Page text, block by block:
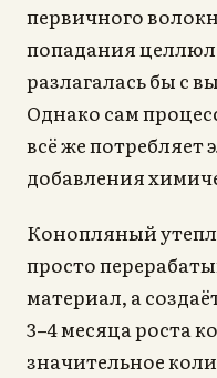
первичного
попадания
разлагалась бы с
Однако сам
всё же потребляет
добавления
Конопляный
просто
материал, а
3–4 месяца роста
значительное